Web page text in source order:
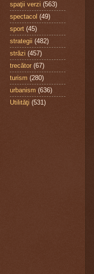
spaţii verzi (563)
spectacol (49)
sport (45)
strategii (482)
străzi (457)
trecător (67)
turism (280)
urbanism (636)
Utilităţi (531)